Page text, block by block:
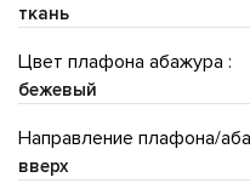
ткань
Цвет плафона абажура :
бежевый
Направление плафона/
вверх